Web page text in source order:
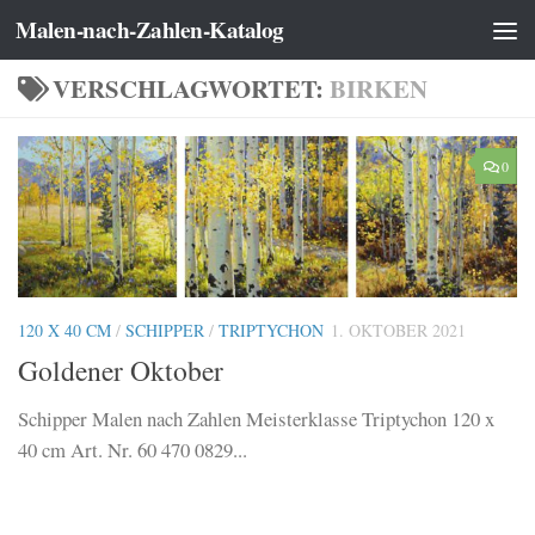
Zum Inhalt springen
Malen-nach-Zahlen-Katalog
VERSCHLAGWORTET: BIRKEN
0
120 X 40 CM / SCHIPPER / TRIPTYCHON 1. OKTOBER 2021
Goldener Oktober
Schipper Malen nach Zahlen Meisterklasse Triptychon 120 x
40 cm Art. Nr. 60 470 0829...